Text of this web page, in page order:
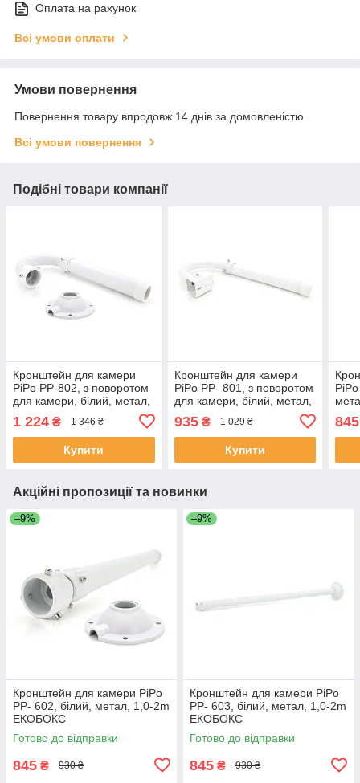
Оплата на рахунок
Всі умови оплати
Умови повернення
Повернення товару впродовж 14 днів за домовленістю
Всі умови повернення
Подібні товари компанії
Кронштейн для камери
PiPo PP-802, з поворотом
для камери, білий, метал,
1 224 ₴ 1 346 ₴
Купити
Кронштейн для камери
PiPo PP- 801, з поворотом
для камери, білий, метал,
935₴ 1 029 ₴
Купити
845
Акційні пропозиції та новинки
–9%
Кронштейн для камери PiPo
PP- 602, білий, метал, 1,0-2m
ЕКОБОКС
Готово до відправки
845 ₴ 930 ₴
–9%
Кронштейн для камери PiPo
PP- 603, білий, метал, 1,0-2m
ЕКОБОКС
Готово до відправки
845 ₴ 930 ₴